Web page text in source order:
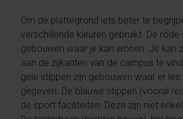
Om de plattegrond iets beter te
verschillende kleuren gebruikt. De rode
gebouwen waar je kan wonen. Je kan
aan de zijkanten van de campus te
gele stippen zijn gebouwen waar er
gegeven. De blauwe stippen (vooral
de sport faciliteiten. Deze zijn niet